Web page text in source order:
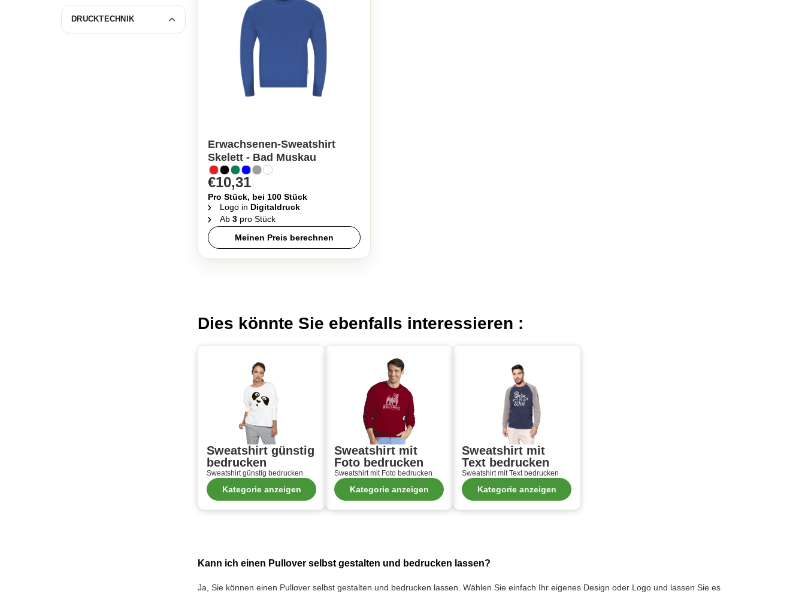
DRUCKTECHNIK
Erwachsenen-Sweatshirt
Skelett - Bad Muskau
€10,31
Pro Stück, bei 100 Stück
Logo in Digitaldruck
Ab 3 pro Stück
Meinen Preis berechnen
Dies könnte Sie ebenfalls interessieren :
Sweatshirt günstig
bedrucken
Sweatshirt günstig bedrucken
Kategorie anzeigen
Sweatshirt mit
Foto bedrucken
Sweatshirt mit Foto bedrucken
Kategorie anzeigen
Sweatshirt mit
Text bedrucken
Sweatshirt mit Text bedrucken
Kategorie anzeigen
Kann ich einen Pullover selbst gestalten und bedrucken lassen?
Ja, Sie können einen Pullover selbst gestalten und bedrucken lassen. Wählen Sie einfach Ihr eigenes Design oder Logo und lassen Sie es